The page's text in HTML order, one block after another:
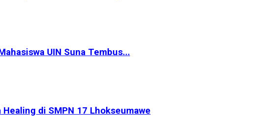
UIN Suna Tembus...
Healing di SMPN 17 Lhokseumawe